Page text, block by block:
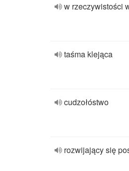
w rzeczywistości
taśma klejąca
cudzołóstwo
rozwijający się